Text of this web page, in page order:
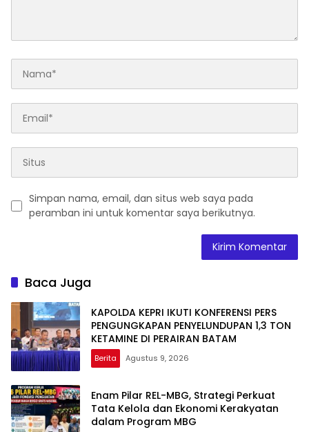
Simpan nama, email, dan situs web saya pada
peramban ini untuk komentar saya berikutnya.
Baca Juga
KAPOLDA KEPRI IKUTI KONFERENSI PERS
PENGUNGKAPAN PENYELUNDUPAN 1,3 TON
KETAMINE DI PERAIRAN BATAM
Berita Agustus 9, 2026
Enam Pilar REL-MBG, Strategi Perkuat
Tata Kelola dan Ekonomi Kerakyatan
dalam Program MBG